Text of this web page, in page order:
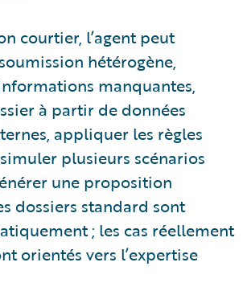
courtier, l’agent peut
hétérogène,
manquantes,
à partir de données
appliquer les règles
plusieurs scénarios
une proposition
dossiers standard sont
; les cas réellement
orientés vers l’expertise